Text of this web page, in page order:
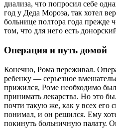
диализа, что попросил себе
год у Деда Мороза, так хотел
больнице полтора года прежде
том, что для него есть
Операция и путь домой
Конечно, Рома переживал.
ребенку — серьезное
прижился, Роме необходимо
принимать лекарства. Но это
почти такую же, как у всех его
понимал, и он решился. Ему
покинуть больничную палату.